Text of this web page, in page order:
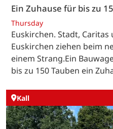
Ein Zuhause für bis zu
Thursday
Euskirchen. Stadt, Caritas
Euskirchen ziehen beim
einem Strang.Ein
bis zu 150 Tauben ein
Kall